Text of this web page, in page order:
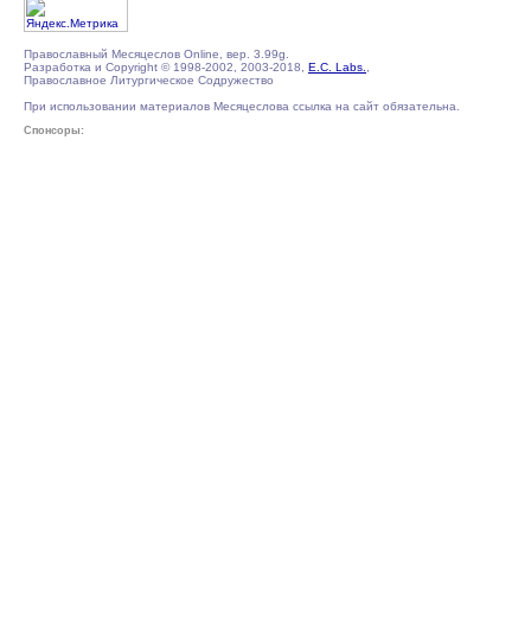
Православный Месяцеслов Online, вер. 3.99g.
Разработка и Copyright © 1998-2002, 2003-2018, E.C. Labs.
Православное Литургическое Содружество
При использовании материалов Месяцеслова ссылка на сайт обязательна.
Спонсоры: